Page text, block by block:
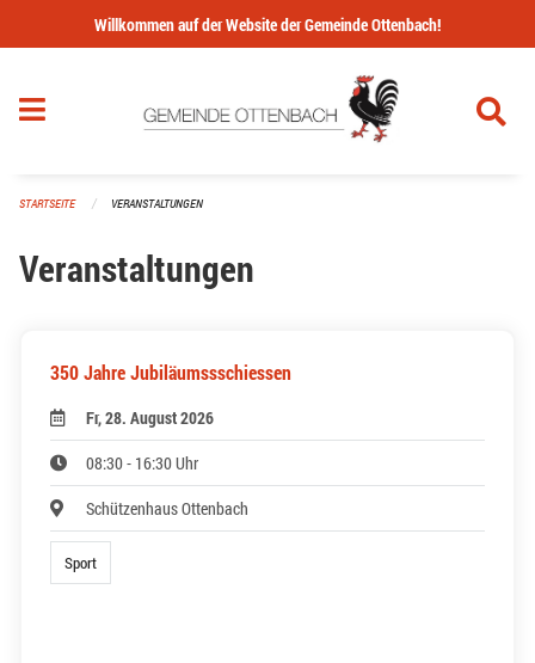
Navigation überspringen
Willkommen auf der Website der Gemeinde Ottenbach!
STARTSEITE VERANSTALTUNGEN
Veranstaltungen
350 Jahre Jubiläumssschiessen
Fr, 28. August 2026
08:30 - 16:30 Uhr
Schützenhaus Ottenbach
Sport